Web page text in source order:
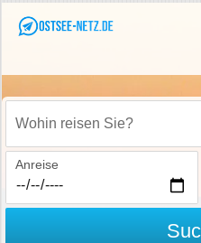
Wohin reisen Sie?
Anreise